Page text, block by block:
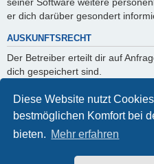
Diese Website nutzt
bestmöglichen Komfort bei
bieten. Mehr erfahren
seiner Software weitere
er dich darüber gesondert
AUSKUNFTSRECHT
Der Betreiber erteilt dir auf
dich gespeichert sind.
Du kannst jederzeit die
verlangen. Kontaktiere hierzu